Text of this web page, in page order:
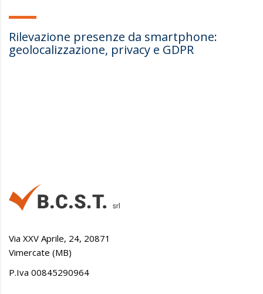
Rilevazione presenze da smartphone:
geolocalizzazione, privacy e GDPR
Via XXV Aprile, 24, 20871
Vimercate (MB)
P.Iva 00845290964